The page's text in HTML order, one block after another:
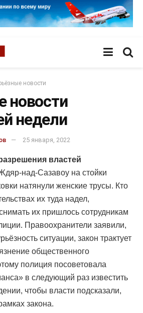
новости
новости
недели
25 января, 2022
властей
над-Сазавоу на стойки
натянули женские трусы. Кто
их туда надел,
их пришлось сотрудникам
Правоохранители заявили,
ситуации, закон трактует
общественного
полиция посоветовала
в следующий раз известить
чтобы власти подсказали,
закона.